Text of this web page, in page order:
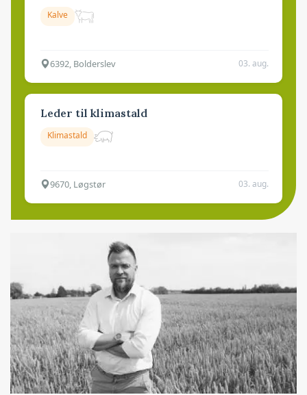
Kalve
6392, Bolderslev 03. aug.
Leder til klimastald
Klimastald
9670, Løgstør 03. aug.